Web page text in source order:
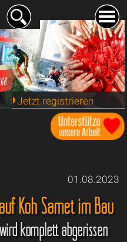
Jetzt registrieren
01.08.2023
Koh Samet im Bau
komplett abgerissen